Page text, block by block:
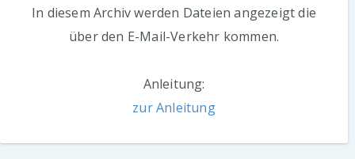
In diesem Archiv werden Dateien angezeigt die
über den E-Mail-Verkehr kommen.
Anleitung:
zur Anleitung